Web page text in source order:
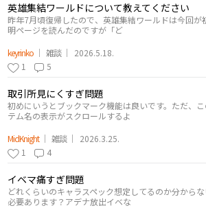
英雄集結ワールドについて教えてください
昨年7月頃復帰したので、英雄集結ワールドは今回が
明ページを読んだのですが「ど
keyrinko
雑談
2026.5.18.
1
5
取引所見にくすぎ問題
初めにいうとブックマーク機能は良いです。ただ、
テム名の表示がスクロールするよ
MidKnight
雑談
2026.3.25.
1
4
イベマ痛すぎ問題
どれくらいのキャラスペック想定してるのか分から
必要あります？アデナ放出イベな